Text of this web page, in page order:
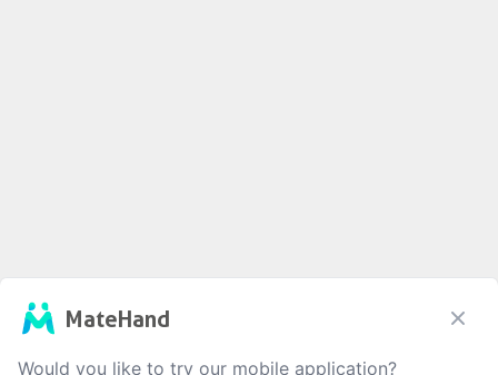
MateHand
Would you like to try our mobile application?